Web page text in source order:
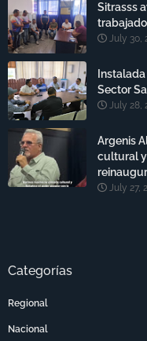
Sitrasss
July 30,
Sector
July 28,
Argenis
cultural
July 27,
Categorías
Regional
Nacional